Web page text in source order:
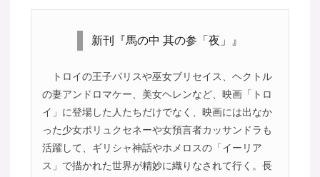
新刊『馬の中 其の参「夜」』
トロイの王子パリスや巫女ブリセイス、ヘクトル
の妻アンドロマケー、美女ヘレンなど、映画「トロ
イ」に登場した人たちだけでなく、映画には出なか
った少女ポリュクセネーや女預言者カッサンドラも
活躍して、ギリシャ神話やホメロスの「イーリア
ス」で描かれた世界が精妙に織りなされて行く。長